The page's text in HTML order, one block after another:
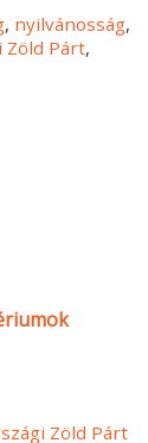
, nyilvánosság,
Zöld Párt,
Zöld Párt